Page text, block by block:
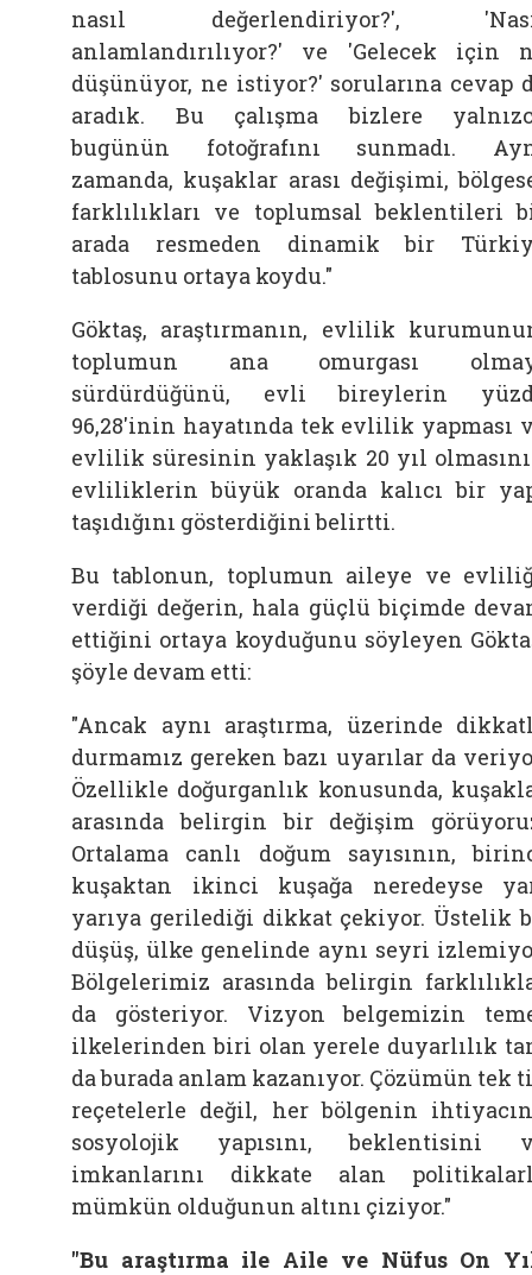
nasıl değerlendiriyor?',
anlamlandırılıyor?' ve 'Gelecek için
düşünüyor, ne istiyor?' sorularına cevap
aradık. Bu çalışma bizlere
bugünün fotoğrafını sunmadı.
zamanda, kuşaklar arası değişimi,
farklılıkları ve toplumsal beklentileri
arada resmeden dinamik bir
tablosunu ortaya koydu."
Göktaş, araştırmanın, evlilik
toplumun ana omurgası
sürdürdüğünü, evli bireylerin
96,28'inin hayatında tek evlilik yapması
evlilik süresinin yaklaşık 20 yıl
evliliklerin büyük oranda kalıcı bir
taşıdığını gösterdiğini belirtti.
Bu tablonun, toplumun aileye ve
verdiği değerin, hala güçlü biçimde
ettiğini ortaya koyduğunu söyleyen
şöyle devam etti:
"Ancak aynı araştırma, üzerinde
durmamız gereken bazı uyarılar da
Özellikle doğurganlık konusunda,
arasında belirgin bir değişim
Ortalama canlı doğum sayısının,
kuşaktan ikinci kuşağa neredeyse
yarıya gerilediği dikkat çekiyor. Üstelik
düşüş, ülke genelinde aynı seyri
Bölgelerimiz arasında belirgin
da gösteriyor. Vizyon belgemizin
ilkelerinden biri olan yerele duyarlılık
da burada anlam kazanıyor. Çözümün tek
reçetelerle değil, her bölgenin
sosyolojik yapısını, beklentisini
imkanlarını dikkate alan
mümkün olduğunun altını çiziyor."
"Bu araştırma ile Aile ve Nüfus On